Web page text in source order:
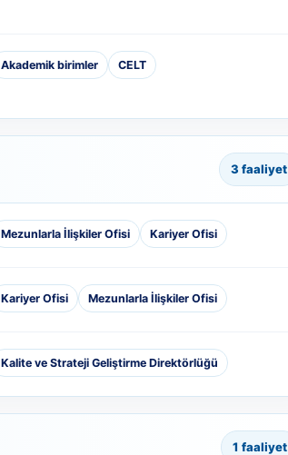
Akademik birimler CELT
3 faaliyet
Mezunlarla İlişkiler Ofisi Kariyer Ofisi
Kariyer Ofisi Mezunlarla İlişkiler Ofisi
Kalite ve Strateji Geliştirme Direktörlüğü
1 faaliyet